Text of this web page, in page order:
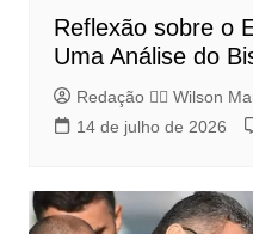
Reflexão sobre o
Uma Análise do
Redação 👨‍⚖️​ Wilson
14 de julho de 2026